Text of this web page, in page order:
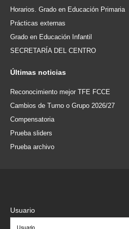
Horarios. Grado en Educación Primaria
Prácticas externas
Grado en Educación Infantil
SECRETARÍA DEL CENTRO
Últimas noticias
Reconocimiento mejor TFE FCCE
Cambios de Turno o Grupo 2026/27
Compensatoria
Prueba sliders
Prueba archivo
Usuario